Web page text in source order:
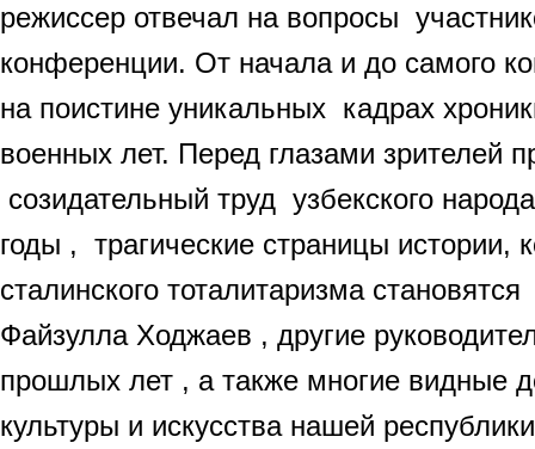
режиссер отвечал на вопросы
конференции. От начала и до самого
на поистине уникальных кадрах
военных лет. Перед глазами зрителей
созидательный труд узбекского
годы , трагические страницы истории,
сталинского тоталитаризма
Файзулла Ходжаев , другие
прошлых лет , а также многие видные
культуры и искусства нашей